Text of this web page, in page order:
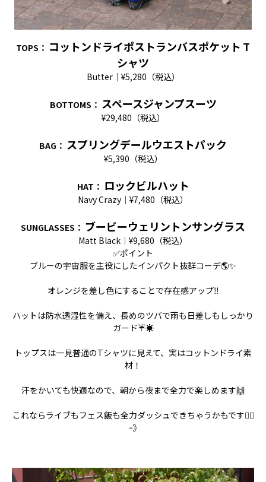
TOPS ： コットンドライポストランバスポケット T
シャツ
Butter｜¥5,280（税込）
BOTTOMS ： スペースジャンプスーツ
¥29,480（税込）
BAG ： スプリングデールウエストパック
¥5,390（税込）
HAT ： ロックビルハット
Navy Crazy｜¥7,480（税込）
SUNGLASSES ： ブービーウェリントンサングラス
Matt Black｜¥9,680（税込）
✅ポイント
ブルーの宇宙服を主役にしたインパクト抜群コーデ🌎✨
オレンジを差し色にすることで存在感アップ‼️
ハットは防水透湿性を備え、長めのツバで雨も日差しもしっかり
ガード☔️☀️
トップスは一見普通のTシャツに見えて、実はコットンドライ素
材！
汗をかいても快適なので、朝から夜まで全力で楽しめます🙌
これならライブもフェス飯も全力ダッシュできちゃうかもです🏃‍♀️
💨